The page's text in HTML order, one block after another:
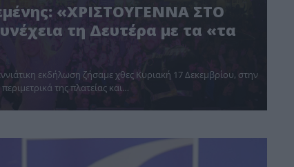
«ΧΡΙΣΤΟΥΓΕΝΝΑ ΣΤΟ
τη Δευτέρα με τα «τα
εκδήλωση ζήσαμε χθες Κυριακή 17 Δεκεμβρίου, στην
της πλατείας και…